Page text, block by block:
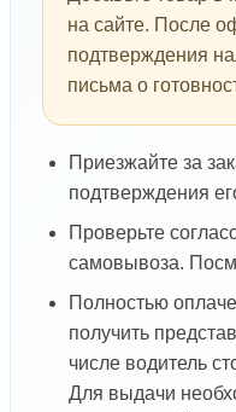
на сайте. После
подтверждения
письма о
Приезжайте за
подтверждения
Проверьте
самовывоза.
Полностью
получить
числе водитель
Для выдачи